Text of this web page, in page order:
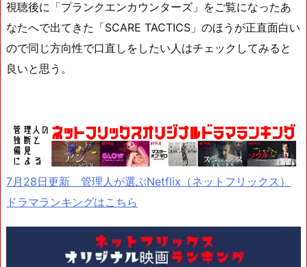
視聴後に「プランクエンカウンターズ」をご覧になったあ
なたへで出てきた「SCARE TACTICS」のほうが正直面白い
ので同じ方向性で口直しをしたい人はチェックしてみると
良いと思う。
7月28日更新 管理人が選ぶNetflix（ネットフリックス）
ドラマランキングはこちら